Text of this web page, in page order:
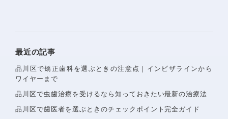
最近の記事
品川区で矯正歯科を選ぶときの注意点｜インビザラインから
ワイヤーまで
品川区で虫歯治療を受けるなら知っておきたい最新の治療法
品川区で歯医者を選ぶときのチェックポイント完全ガイド